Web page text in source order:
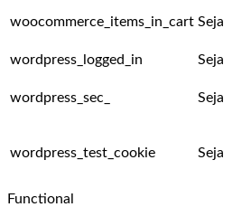
woocommerce_items_in_cart Seja
wordpress_logged_in
Seja
wordpress_sec_
Seja
wordpress_test_cookie Seja
Functional